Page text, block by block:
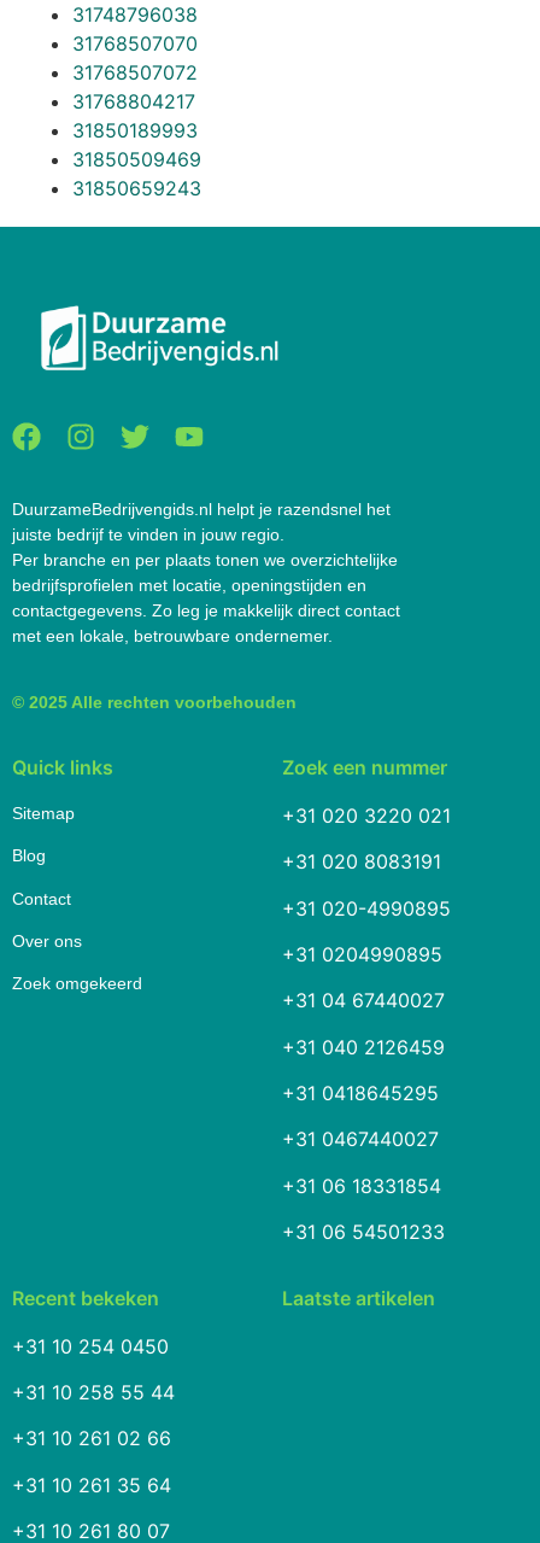
31748796038
31768507070
31768507072
31768804217
31850189993
31850509469
31850659243
DuurzameBedrijvengids.nl helpt je razendsnel het
juiste bedrijf te vinden in jouw regio.
Per branche en per plaats tonen we overzichtelijke
bedrijfsprofielen met locatie, openingstijden en
contactgegevens. Zo leg je makkelijk direct contact
met een lokale, betrouwbare ondernemer.
© 2025 Alle rechten voorbehouden
Quick links
Sitemap
Blog
Contact
Over ons
Zoek omgekeerd
Zoek een nummer
+31 020 3220 021
+31 020 8083191
+31 020-4990895
+31 0204990895
+31 04 67440027
+31 040 2126459
+31 0418645295
+31 0467440027
+31 06 18331854
+31 06 54501233
Recent bekeken
+31 10 254 0450
+31 10 258 55 44
+31 10 261 02 66
+31 10 261 35 64
+31 10 261 80 07
Laatste artikelen